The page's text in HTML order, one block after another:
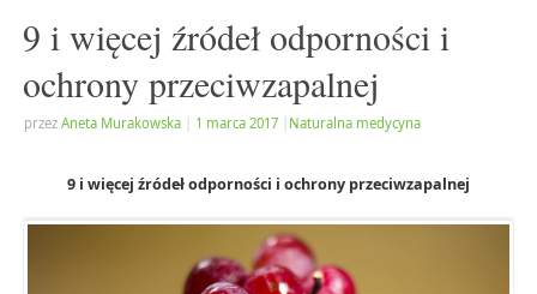
9 i więcej źródeł odporności i
ochrony przeciwzapalnej
przez Aneta Murakowska 1 marca 2017 Naturalna medycyna
9 i więcej źródeł odporności i ochrony przeciwzapalnej